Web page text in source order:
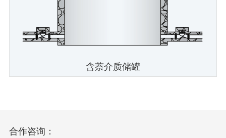
含萘介质储罐
合作咨询：